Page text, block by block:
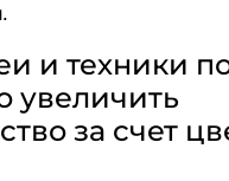
и техники
увеличить
за счет